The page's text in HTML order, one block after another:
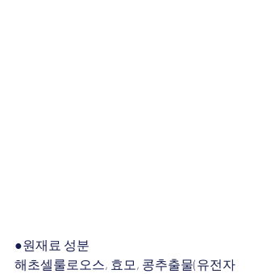
●원재료 성분
해초셀룰로오스, 효모, 콩추출물(유전자